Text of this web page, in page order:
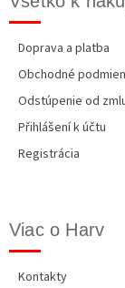
Doprava a platba
Obchodné
Odstúpenie od
Přihlášení k účtu
Registrácia
Viac o Harv
Kontakty